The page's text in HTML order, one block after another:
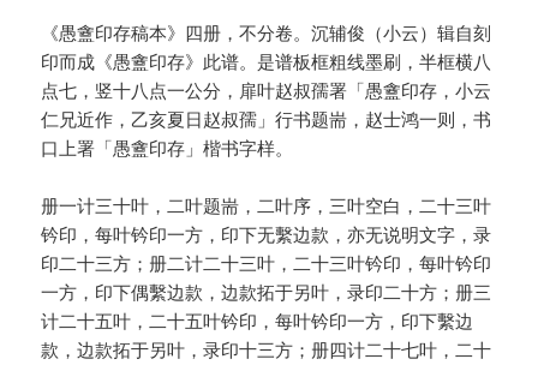
《愚盦印存稿本》四册，不分卷。沉辅俊（小云）辑自刻
印而成《愚盦印存》此谱。是谱板框粗线墨刷，半框横八
点七，竖十八点一公分，扉叶赵叔孺署「愚盦印存，小云
仁兄近作，乙亥夏日赵叔孺」行书题耑，赵士鸿一则，书
口上署「愚盦印存」楷书字样。
册一计三十叶，二叶题耑，二叶序，三叶空白，二十三叶
钤印，每叶钤印一方，印下无繫边款，亦无说明文字，录
印二十三方；册二计二十三叶，二十三叶钤印，每叶钤印
一方，印下偶繫边款，边款拓于另叶，录印二十方；册三
计二十五叶，二十五叶钤印，每叶钤印一方，印下繫边
款，边款拓于另叶，录印十三方；册四计二十七叶，二十